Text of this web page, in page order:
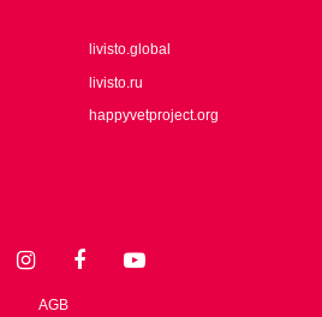
livisto.global
livisto.ru
happyvetproject.org
AGB